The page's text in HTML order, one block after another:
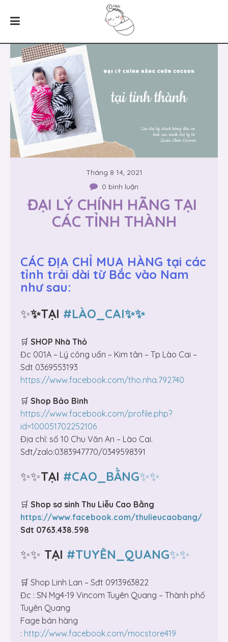
Tháng 8 14, 2021
0 bình luận
ĐẠI LÝ CHÍNH HÃNG TẠI
CÁC TỈNH THÀNH
CÁC ĐỊA CHỈ MUA HÀNG tại các
tỉnh trải dài từ Bắc vào Nam
như sau:
✨✨TẠI #LÀO_CAI✨✨
🛒 SHOP Nhà Thỏ
Đc 001A – Lý công uẩn – Kim tân – Tp Lào Cai –
Sdt 0369553193
https://www.facebook.com/tho.nha.792740
🛒 Shop Bảo Bình
https://www.facebook.com/profile.php?
id=100051702252106
Địa chỉ: số 10 Chu Văn An – Lào Cai.
Sđt/zalo:0383947770/0349598391
✨✨TẠI #CAO_BẰNG✨✨
🛒 Shop sơ sinh Thu Liễu Cao Bằng
https://www.facebook.com/thulieucaobang/
Sdt 0763.438.598
✨✨ TẠI #TUYÊN_QUANG✨✨
🛒 Shop Linh Lan – Sđt 0913963822
Đc : SN Mg4-19 Vincom Tuyên Quang – Thành phố
Tuyên Quang
Fage bán hàng
: http://www.facebook.com/mocstore419